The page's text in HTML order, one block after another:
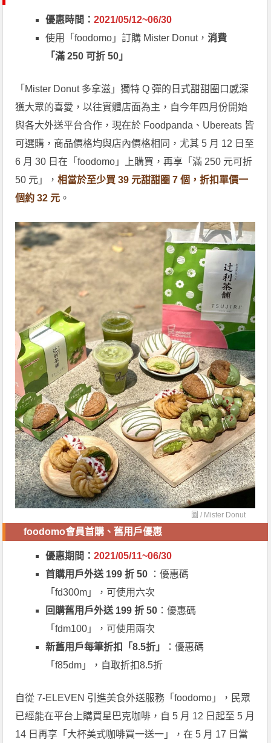
優惠時間：2021/05/12~06/30
使用「foodomo」訂購 Mister Donut，消費
「滿 250 可折 50」
「Mister Donut 多拿滋」獨特 Q 彈的日式甜甜圈口感深
獲大眾的喜愛，以往實體店面為主，自今年四月份開始
與各大外送平台合作，現在於 Foodpanda、Ubereats 皆
可選購，商品價格均與店內價格相同，尤其 5 月 12 日至
6 月 30 日在「foodomo」上購買，再享「滿 250 元可折
50 元」，相當於至少買 39 元甜甜圈 7 個，折扣單價一
個約 32 元 。
圖 / Mister Donut
foodomo會員首購、舊用戶優惠
優惠期間：2021/05/11~06/30
首購用戶外送 199 折 50
：優惠碼
「fd300m」，可使用六次
回購舊用戶外送 199 折 50 ：優惠碼
「fdm100」，可使用兩次
新舊用戶每筆折扣「8.5折」
：優惠碼
「f85dm」，自取折扣8.5折
自從 7-ELEVEN 引進美食外送服務「foodomo」，民眾
已經能在平台上購買星巴克咖啡，自 5 月 12 日起至 5 月
14 日再享「大杯美式咖啡買一送一」，在 5 月 17 日當